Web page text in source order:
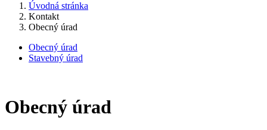
Úvodná stránka
Kontakt
Obecný úrad
Obecný úrad
Stavebný úrad
Obecný úrad